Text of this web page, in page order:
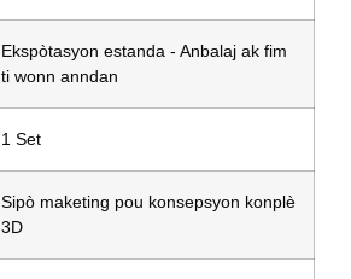
Ekspòtasyon estanda - Anbalaj ak fim
ti wonn anndan
1 Set
Sipò maketing pou konsepsyon konplè
3D